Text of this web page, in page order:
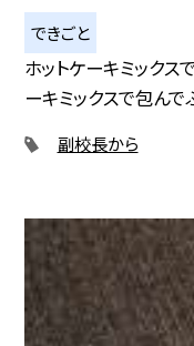
できごと
ホットケーキミックス
ーキミックスで包んで
副校長から